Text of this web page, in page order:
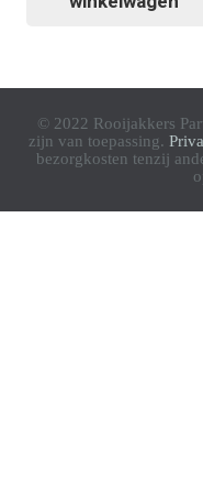
© 2022 Rooijakkers
zijn van toepassing.
bezorgkosten tenzij